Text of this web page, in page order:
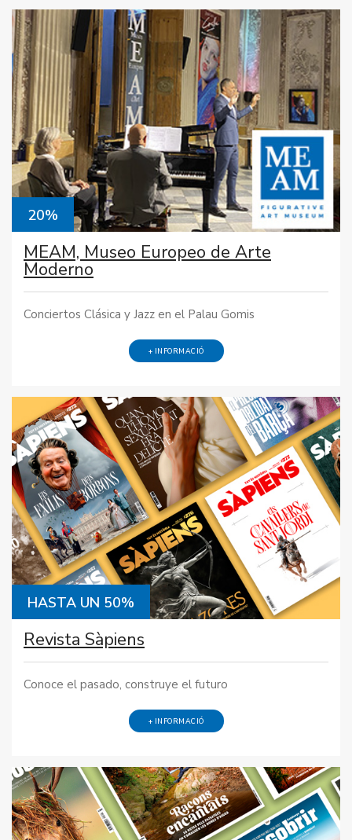
20%
MEAM, Museo Europeo de Arte
Moderno
Conciertos Clásica y Jazz en el Palau Gomis
+ INFORMACIÓ
HASTA UN 50%
Revista Sàpiens
Conoce el pasado, construye el futuro
+ INFORMACIÓ